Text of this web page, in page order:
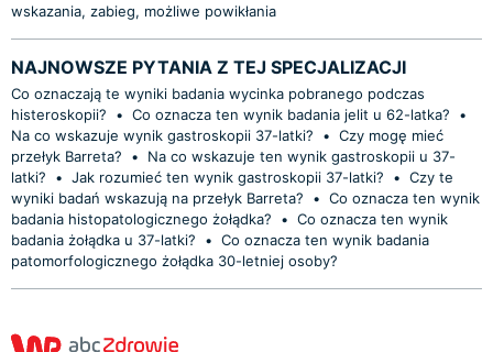
wskazania, zabieg, możliwe powikłania
NAJNOWSZE PYTANIA Z TEJ SPECJALIZACJI
Co oznaczają te wyniki badania wycinka pobranego podczas
histeroskopii?
• Co oznacza ten wynik badania jelit u 62-latka?
•
Na co wskazuje wynik gastroskopii 37-latki?
• Czy mogę mieć
przełyk Barreta?
•
Na co wskazuje ten wynik gastroskopii u 37-
latki?
• Jak rozumieć ten wynik gastroskopii 37-latki? • Czy te
wyniki badań wskazują na przełyk Barreta?
• Co oznacza ten wynik
badania histopatologicznego żołądka?
• Co oznacza ten wynik
badania żołądka u 37-latki?
• Co oznacza ten wynik badania
patomorfologicznego żołądka 30-letniej osoby?